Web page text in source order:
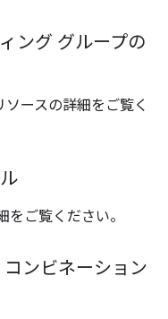
ング グループの
ソースの詳細をご覧く
をご覧ください。
ンビネーション